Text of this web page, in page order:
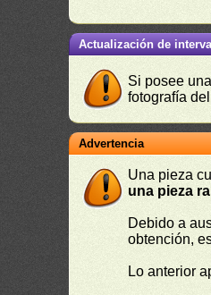
Actualización de
Si posee
fotografía
Advertencia
Una pieza
una pieza
Debido a
obtención,
Lo anterior